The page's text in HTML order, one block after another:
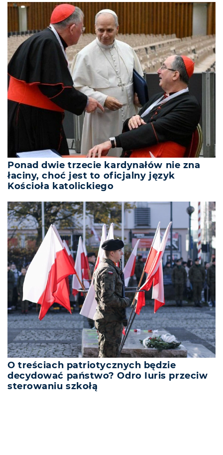
Ponad dwie trzecie kardynałów nie zna
łaciny, choć jest to oficjalny język
Kościoła katolickiego
O treściach patriotycznych będzie
decydować państwo? Odro Iuris przeciw
sterowaniu szkołą